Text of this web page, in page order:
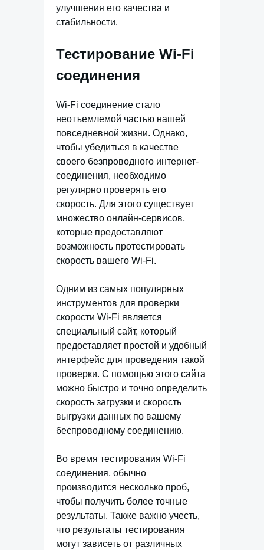
улучшения его качества и
стабильности.
Тестирование Wi-Fi
соединения
Wi-Fi соединение стало
неотъемлемой частью нашей
повседневной жизни. Однако,
чтобы убедиться в качестве
своего безпроводного интернет-
соединения, необходимо
регулярно проверять его
скорость. Для этого существует
множество онлайн-сервисов,
которые предоставляют
возможность протестировать
скорость вашего Wi-Fi.
Одним из самых популярных
инструментов для проверки
скорости Wi-Fi является
специальный сайт, который
предоставляет простой и удобный
интерфейс для проведения такой
проверки. С помощью этого сайта
можно быстро и точно определить
скорость загрузки и скорость
выгрузки данных по вашему
беспроводному соединению.
Во время тестирования Wi-Fi
соединения, обычно
производится несколько проб,
чтобы получить более точные
результаты. Также важно учесть,
что результаты тестирования
могут зависеть от различных